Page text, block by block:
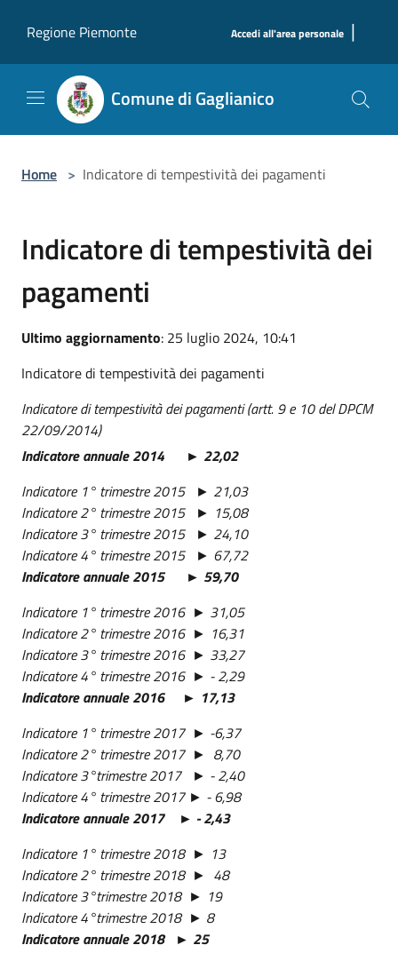
Regione Piemonte
Accedi all'area personale |
Comune di Gaglianico
Home > Indicatore di tempestività dei pagamenti
Indicatore di tempestività dei
pagamenti
Ultimo aggiornamento: 25 luglio 2024, 10:41
Indicatore di tempestività dei pagamenti
Indicatore di tempestività dei pagamenti (artt. 9 e 10 del DPCM
22/09/2014)
Indicatore annuale 2014 ► 22,02
Indicatore 1° trimestre 2015 ► 21,03
Indicatore 2° trimestre 2015 ► 15,08
Indicatore 3° trimestre 2015 ► 24,10
Indicatore 4° trimestre 2015 ► 67,72
Indicatore annuale 2015 ► 59,70
Indicatore 1° trimestre 2016 ► 31,05
Indicatore 2° trimestre 2016 ► 16,31
Indicatore 3° trimestre 2016 ► 33,27
Indicatore 4° trimestre 2016 ► - 2,29
Indicatore annuale 2016 ► 17,13
Indicatore 1° trimestre 2017 ► -6,37
Indicatore 2° trimestre 2017 ► 8,70
Indicatore 3°trimestre 2017 ► - 2,40
Indicatore 4° trimestre 2017 ► - 6,98
Indicatore annuale 2017 ► - 2,43
Indicatore 1° trimestre 2018 ► 13
Indicatore 2° trimestre 2018 ► 48
Indicatore 3°trimestre 2018 ► 19
Indicatore 4°trimestre 2018 ► 8
Indicatore annuale 2018 ► 25